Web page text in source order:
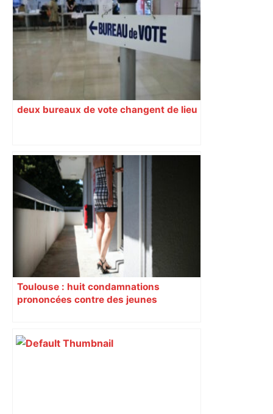
Restes, le gardien de Toulouse, après
sa sortie à Metz – L'Équipe
deux bureaux de vote changent de lieu
Toulouse : huit condamnations
prononcées contre des jeunes